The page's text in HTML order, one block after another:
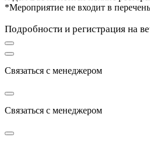
*Мероприятие не входит в
Подробности и регистрация на
Связаться с менеджером
Связаться с менеджером